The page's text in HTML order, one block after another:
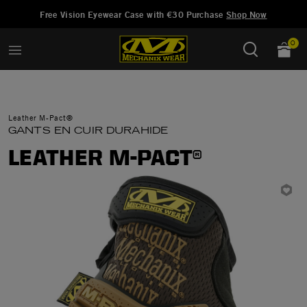
Free Vision Eyewear Case with €30 PurchaseShop Now
0
Leather M-Pact®
GANTS EN CUIR DURAHIDE
LEATHER M-PACT®
Ajouté à Gérer la liste d'envies